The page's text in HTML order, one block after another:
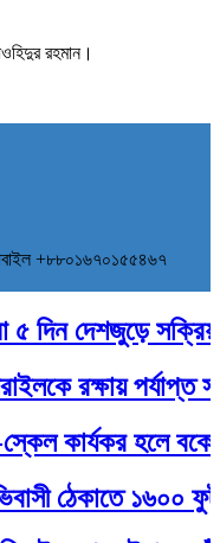
রহমান।
+৮৮০১৬৭০১৫৫৪৬৭
৫ দিন দেশজুড়ে সক্রিয়
রক্ষায় পর্যাপ্ত
কার্যকর হলে
ঠেকাতে ১৬০০ ফুট